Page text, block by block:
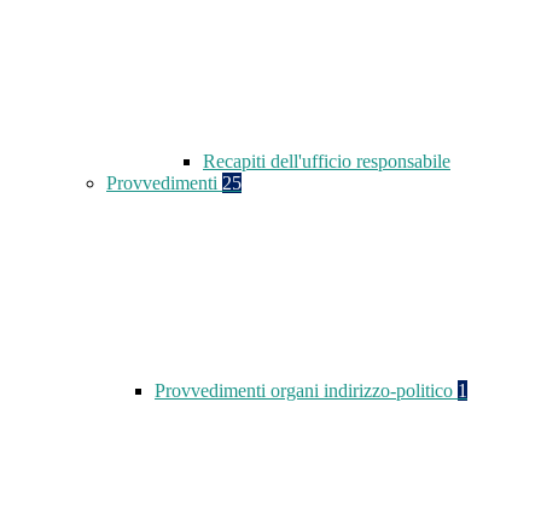
Recapiti dell'ufficio responsabile
Provvedimenti 25
Provvedimenti organi indirizzo-politico 1